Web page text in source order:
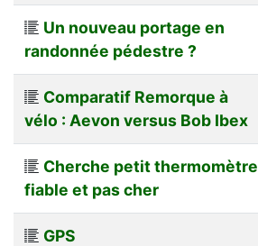
Un nouveau portage en
randonnée pédestre ?
Comparatif Remorque à
vélo : Aevon versus Bob Ibex
Cherche petit thermomètre
fiable et pas cher
GPS